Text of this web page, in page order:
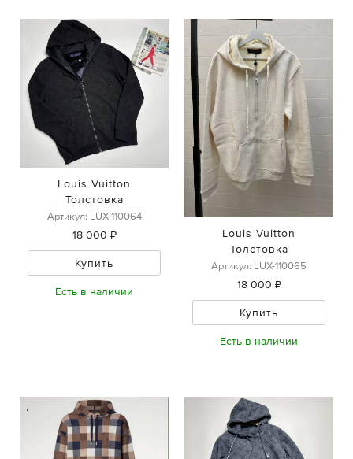
Louis Vuitton
Толстовка
Артикул: LUX-110064
18 000 ₽
Купить
Есть в наличии
Louis Vuitton
Толстовка
Артикул: LUX-110065
18 000 ₽
Купить
Есть в наличии